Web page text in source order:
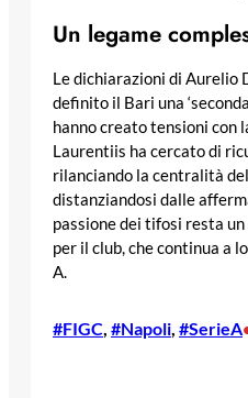
Un legame
Le dichiarazioni di Aurelio
definito il Bari una
hanno creato tensioni con
Laurentiis ha cercato di
rilanciando la centralità
distanziandosi dalle
passione dei tifosi resta
per il club, che continua a
A.
#FIGC, #Napoli, #SerieA